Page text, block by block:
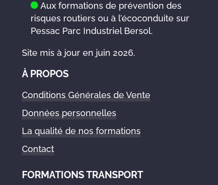
Aux formations de prévention des
risques routiers ou à l’écoconduite sur
Pessac Parc Industriel Bersol.
Site mis à jour en juin 2026.
À PROPOS
Conditions Générales de Vente
Données personnelles
La qualité de nos formations
Contact
FORMATIONS TRANSPORT